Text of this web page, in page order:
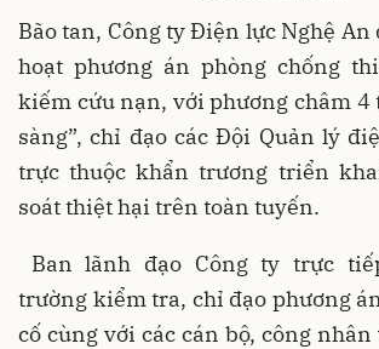
Bão tan, Công ty Điện lực Nghệ An
hoạt phương án phòng chống
kiếm cứu nạn, với phương châm 4
sàng”, chỉ đạo các Đội Quản lý
trực thuộc khẩn trương triển
soát thiệt hại trên toàn tuyến.
Ban lãnh đạo Công ty trực
trường kiểm tra, chỉ đạo phương
cố cùng với các cán bộ, công